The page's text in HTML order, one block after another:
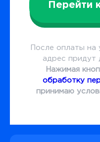
Перейти
После оплаты на
адрес придут
Нажимая
обработку
принимаю